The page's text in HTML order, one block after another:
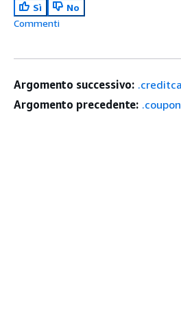
Sì
No
Commenti
Argomento successivo:
Argomento precedente: